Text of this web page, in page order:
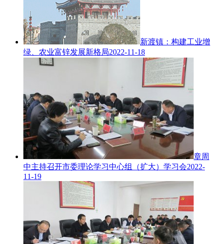
新渡镇：构建工业增
绿、农业富锌发展新格局2022-11-18
章周
中主持召开市委理论学习中心组（扩大）学习会2022-
11-19